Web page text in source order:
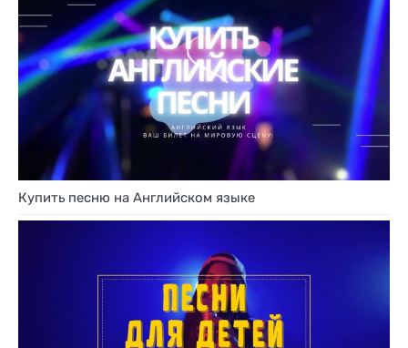
Купить песню на Английском языке